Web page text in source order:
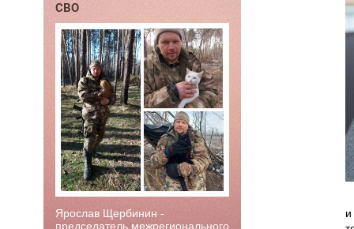
СВО
Ярослав Щербинин -
председатель межрегионального